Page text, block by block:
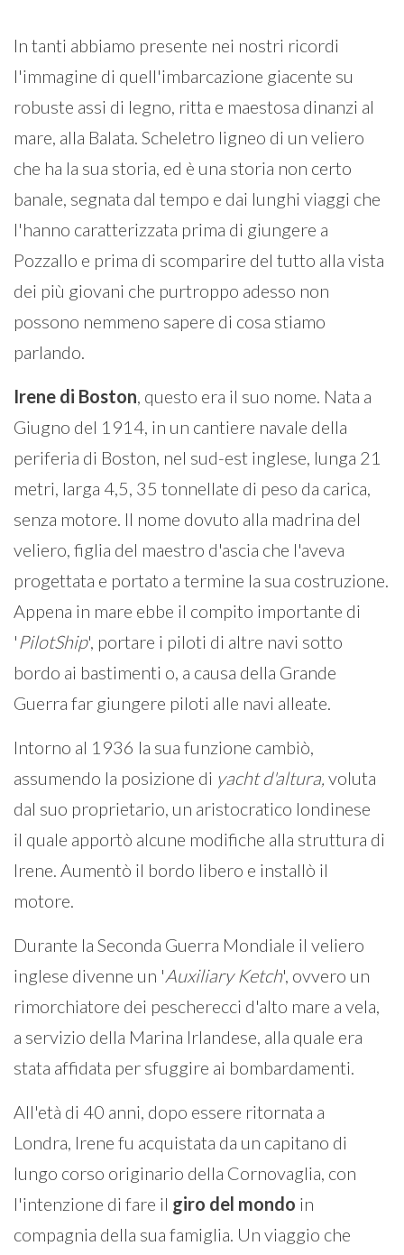
In tanti abbiamo presente nei nostri ricordi
l'immagine di quell'imbarcazione giacente su
robuste assi di legno, ritta e maestosa dinanzi al
mare, alla Balata. Scheletro ligneo di un veliero
che ha la sua storia, ed è una storia non certo
banale, segnata dal tempo e dai lunghi viaggi che
l'hanno caratterizzata prima di giungere a
Pozzallo e prima di scomparire del tutto alla vista
dei più giovani che purtroppo adesso non
possono nemmeno sapere di cosa stiamo
parlando.
Irene di Boston , questo era il suo nome. Nata a
Giugno del 1914, in un cantiere navale della
periferia di Boston, nel sud-est inglese, lunga 21
metri, larga 4,5, 35 tonnellate di peso da carica,
senza motore. Il nome dovuto alla madrina del
veliero, figlia del maestro d'ascia che l'aveva
progettata e portato a termine la sua costruzione.
Appena in mare ebbe il compito importante di
' PilotShip', portare i piloti di altre navi sotto
bordo ai bastimenti o, a causa della Grande
Guerra far giungere piloti alle navi alleate.
Intorno al 1936 la sua funzione cambiò,
assumendo la posizione di yacht d'altura, voluta
dal suo proprietario, un aristocratico londinese
il quale apportò alcune modifiche alla struttura di
Irene. Aumentò il bordo libero e installò il
motore.
Durante la Seconda Guerra Mondiale il veliero
inglese divenne un 'Auxiliary Ketch', ovvero un
rimorchiatore dei pescherecci d'alto mare a vela,
a servizio della Marina Irlandese, alla quale era
stata affidata per sfuggire ai bombardamenti.
All'età di 40 anni, dopo essere ritornata a
Londra, Irene fu acquistata da un capitano di
lungo corso originario della Cornovaglia, con
l'intenzione di fare il giro del mondo in
compagnia della sua famiglia. Un viaggio che